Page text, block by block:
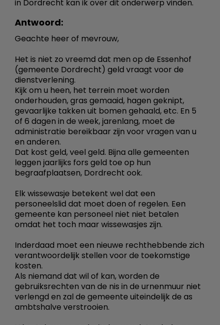
in Dordrecht kan ik over dit onderwerp vinden.
Antwoord:
Geachte heer of mevrouw,
Het is niet zo vreemd dat men op de Essenhof
(gemeente Dordrecht) geld vraagt voor de
dienstverlening.
Kijk om u heen, het terrein moet worden
onderhouden, gras gemaaid, hagen geknipt,
gevaarlijke takken uit bomen gehaald, etc. En 5
of 6 dagen in de week, jarenlang, moet de
administratie bereikbaar zijn voor vragen van u
en anderen.
Dat kost geld, veel geld. Bijna alle gemeenten
leggen jaarlijks fors geld toe op hun
begraafplaatsen, Dordrecht ook.
Elk wissewasje betekent wel dat een
personeelslid dat moet doen of regelen. Een
gemeente kan personeel niet niet betalen
omdat het toch maar wissewasjes zijn.
Inderdaad moet een nieuwe rechthebbende zich
verantwoordelijk stellen voor de toekomstige
kosten.
Als niemand dat wil of kan, worden de
gebruiksrechten van de nis in de urnenmuur niet
verlengd en zal de gemeente uiteindelijk de as
ambtshalve verstrooien.